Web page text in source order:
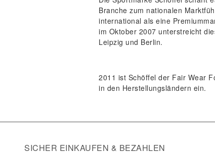
Branche zum nationalen
international als eine
im Oktober 2007 unterstreicht
Leipzig und Berlin.
2011 ist Schöffel der Fair Wear
in den Herstellungsländern ein.
SICHER EINKAUFEN & BEZAHLEN